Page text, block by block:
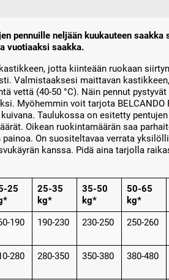
pennuille neljään kuukauteen saakka
vuotiaaksi saakka.
jotta kiinteään ruokaan
Valmistaaksesi maittavan
vettä (40-50 °C). Näin pennut pystyvät
Myöhemmin voit tarjota BELCANDO
Taulukossa on esitetty
Oikean ruokintamäärän saa
On suositeltavaa verrata
kanssa. Pidä aina tarjolla
25
25-35
kg*
35-50
kg*
50-65
kg*
190 190-230 230-250 250-260
280 280-350 350-380 380-480